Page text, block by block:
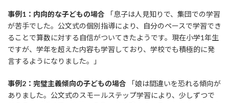
事例1：内向的な子どもの場合 「息子は人見知りで、集団での学習
が苦手でした。公文式の個別指導により、自分のペースで学習でき
ることで算数に対する自信がついてきたようです。現在小学1年生
ですが、学年を超えた内容も学習しており、学校でも積極的に発
言するようになりました。」
事例2：完璧主義傾向の子どもの場合 「娘は間違いを恐れる傾向が
ありました。公文式のスモールステップ学習により、少しずつで